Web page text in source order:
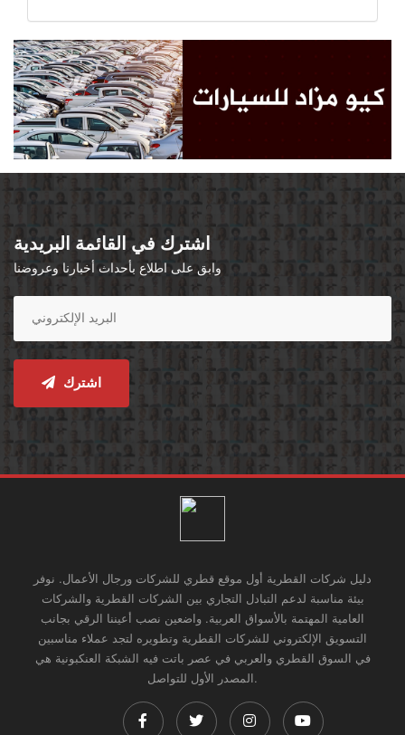
اشترك في القائمة البريدية
وابق على اطلاع بأحداث أخبارنا وعروضنا
اشترك
دليل شركات القطرية أول موقع قطري للشركات ورجال الأعمال. نوفر
بيئة مناسبة لدعم التبادل التجاري بين الشركات القطرية والشركات
العامية المهتمة بالأسواق العربية. واضعين نصب أعيننا الرقي بجانب
التسويق الإلكتروني للشركات القطرية وتطويره لتجد عملاء مناسبين
في السوق القطري والعربي في عصر باتت فيه الشبكة العنكبونية هي
المصدر الأول للتواصل.